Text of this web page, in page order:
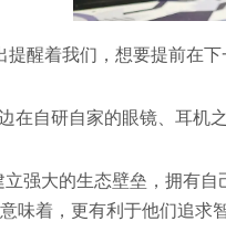
醒着我们，想要提前在
在自研自家的眼镜、耳机
强大的生态壁垒，拥有
味着，更有利于他们追求